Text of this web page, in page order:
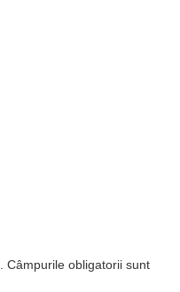
Câmpurile obligatorii sunt